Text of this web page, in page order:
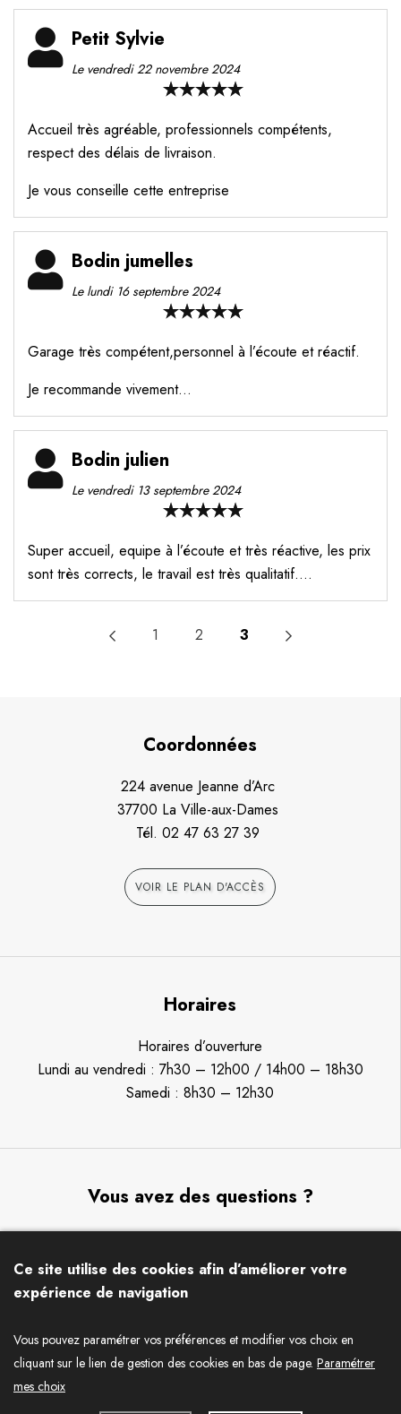
Tout le processus, de la commande à la livraison, a été
fluide et transparent. Nous avons particulièrement
apprécié les conseils avisés et la réactivité de l’équipe,
qui a su répondre à toutes nos attentes.
C’est un vrai plaisir de conduire notre nouveau véhicule,
et c’est grâce à vous ! Encore merci pour cette belle
expérience client. Nous recommandons ce garage les
yeux fermés !
Petit Sylvie
Le vendredi 22 novembre 2024
Accueil très agréable, professionnels compétents,
respect des délais de livraison.
Je vous conseille cette entreprise
Bodin jumelles
Le lundi 16 septembre 2024
Garage très compétent,personnel à l’écoute et réactif.
Je recommande vivement…
Bodin julien
Le vendredi 13 septembre 2024
Super accueil, equipe à l’écoute et très réactive, les prix
sont très corrects, le travail est très qualitatif….
1 2 3
Coordonnées
224 avenue Jeanne d’Arc
37700 La Ville-aux-Dames
Tél. 02 47 63 27 39
VOIR LE PLAN D'ACCÈS
Horaires
Horaires d’ouverture
Lundi au vendredi : 7h30 – 12h00 / 14h00 – 18h30
Samedi : 8h30 – 12h30
Vous avez des questions ?
Ecrivez-nous un message,
nous serons ravis de pouvoir
vous apporter notre aide !
CONTACTEZ-NOUS
Ce site utilise des cookies afin d’améliorer votre
expérience de navigation
Vous pouvez paramétrer vos préférences et modifier vos choix en
cliquant sur le lien de gestion des cookies en bas de page. Paramétrer
mes choix